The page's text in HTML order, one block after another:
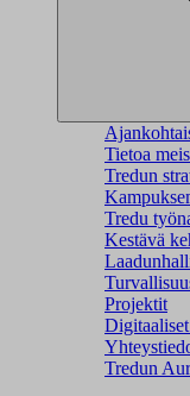
Tietoa
Tredun
Tredu
Kestävä
Projektit
Tredun